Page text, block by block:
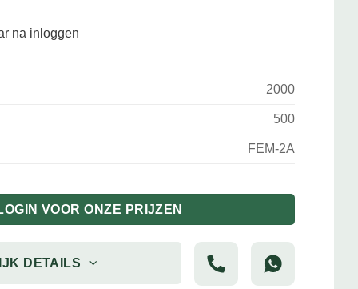
na inloggen
2000
500
FEM-2A
VOOR ONZE PRIJZEN
DETAILS